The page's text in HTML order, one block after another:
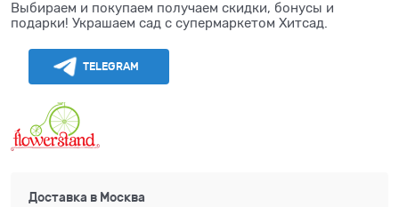
Выбираем и покупаем получаем скидки, бонусы и
подарки! Украшаем сад с супермаркетом Хитсад.
TELEGRAM
Доставка в Москва